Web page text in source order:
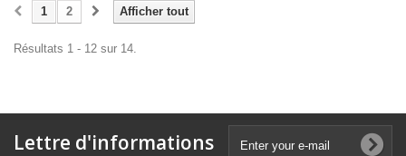
Afficher tout
1 2
Résultats 1 - 12 sur 14.
Lettre d'informations